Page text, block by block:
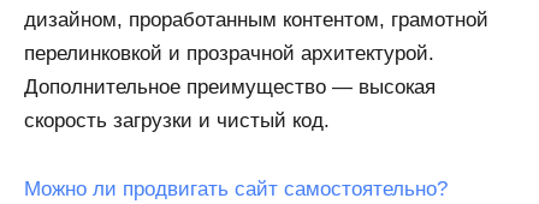
дизайном, проработанным контентом, грамотной
перелинковкой и прозрачной архитектурой.
Дополнительное преимущество — высокая
скорость загрузки и чистый код.
Можно ли продвигать сайт самостоятельно?